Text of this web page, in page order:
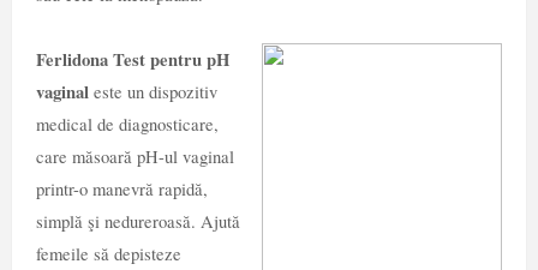
Ferlidona Test pentru pH
vaginal este un dispozitiv
medical de diagnosticare,
care măsoară pH-ul vaginal
printr-o manevră rapidă,
simplă şi nedureroasă. Ajută
femeile să depisteze